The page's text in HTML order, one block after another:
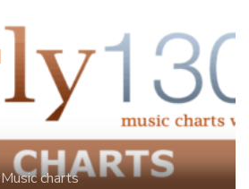
Music charts